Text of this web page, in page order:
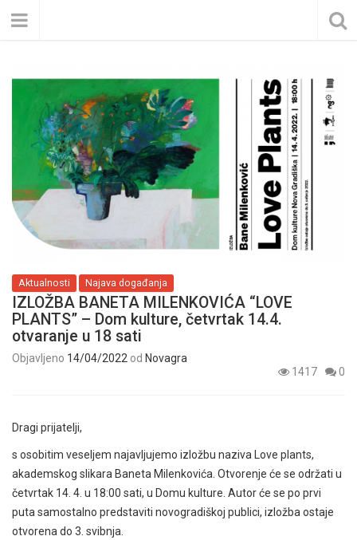
Aktualnosti Najava događanja
IZLOŽBA BANETA MILENKOVIĆA “LOVE
PLANTS” – Dom kulture, četvrtak 14.4.
otvaranje u 18 sati
Objavljeno 14/04/2022 od Novagra
1417
0
Dragi prijatelji,
s osobitim veseljem najavljujemo izložbu naziva Love plants,
akademskog slikara Baneta Milenkovića. Otvorenje će se održati u
četvrtak 14. 4. u 18:00 sati, u Domu kulture. Autor će se po prvi
puta samostalno predstaviti novogradiškoj publici, izložba ostaje
otvorena do 3. svibnja.